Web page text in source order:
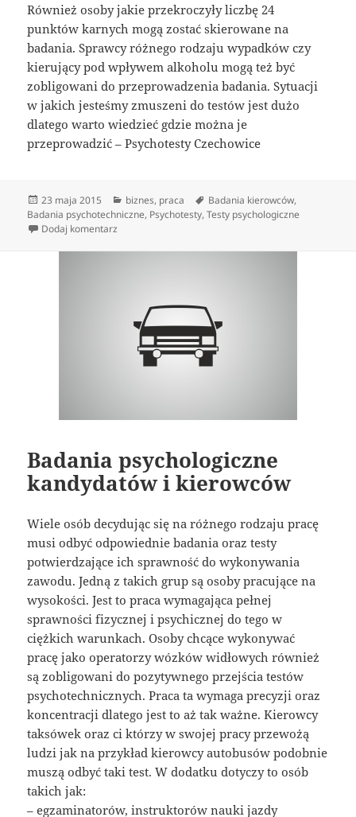
Również osoby jakie przekroczyły liczbę 24
punktów karnych mogą zostać skierowane na
badania. Sprawcy różnego rodzaju wypadków czy
kierujący pod wpływem alkoholu mogą też być
zobligowani do przeprowadzenia badania. Sytuacji
w jakich jesteśmy zmuszeni do testów jest dużo
dlatego warto wiedzieć gdzie można je
przeprowadzić – Psychotesty Czechowice
Data
publikacji
23 maja 2015 Kategorie
biznes, praca Tagi
Badania kierowców,
Badania psychotechniczne, Psychotesty,Testy psychologiczne
Dodaj komentarz
Badania psychologiczne
kandydatów i kierowców
Wiele osób decydując się na różnego rodzaju pracę
musi odbyć odpowiednie badania oraz testy
potwierdzające ich sprawność do wykonywania
zawodu. Jedną z takich grup są osoby pracujące na
wysokości. Jest to praca wymagająca pełnej
sprawności fizycznej i psychicznej do tego w
ciężkich warunkach. Osoby chcące wykonywać
pracę jako operatorzy wózków widłowych również
są zobligowani do pozytywnego przejścia testów
psychotechnicznych. Praca ta wymaga precyzji oraz
koncentracji dlatego jest to aż tak ważne. Kierowcy
taksówek oraz ci którzy w swojej pracy przewożą
ludzi jak na przykład kierowcy autobusów podobnie
muszą odbyć taki test. W dodatku dotyczy to osób
takich jak:
– egzaminatorów, instruktorów nauki jazdy